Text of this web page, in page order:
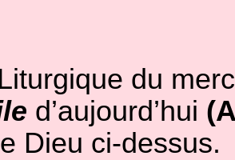
du
d’aujourd’hui
Dieu ci-dessus.